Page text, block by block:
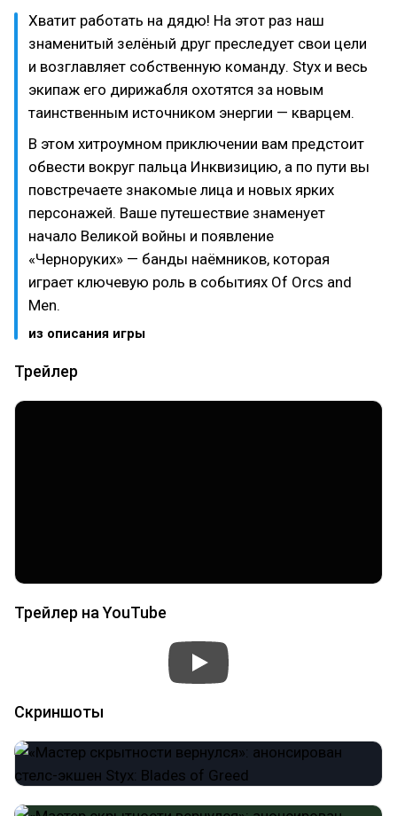
Хватит работать на дядю! На этот раз наш
знаменитый зелёный друг преследует свои цели
и возглавляет собственную команду. Styx и весь
экипаж его дирижабля охотятся за новым
таинственным источником энергии — кварцем.
В этом хитроумном приключении вам предстоит
обвести вокруг пальца Инквизицию, а по пути вы
повстречаете знакомые лица и новых ярких
персонажей. Ваше путешествие знаменует
начало Великой войны и появление
«Черноруких» — банды наёмников, которая
играет ключевую роль в событиях Of Orcs and
Men.
из описания игры
Трейлер
Трейлер на YouTube
Скриншоты